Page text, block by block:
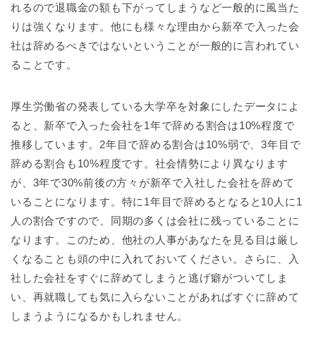
れるので退職金の額も下がってしまうなど一般的に風当た
りは強くなります。他にも様々な理由から新卒で入った会
社は辞めるべきではないということが一般的に言われてい
ることです。
厚生労働省の発表している大学卒を対象にしたデータによ
ると、新卒で入った会社を1年で辞める割合は10%程度で
推移しています。2年目で辞める割合は10%弱で、3年目で
辞める割合も10%程度です。社会情勢により異なります
が、3年で30%前後の方々が新卒で入社した会社を辞めて
いることになります。特に1年目で辞めるとなると10人に1
人の割合ですので、同期の多くは会社に残っていることに
なります。このため、他社の人事があなたを見る目は厳し
くなることも頭の中に入れておいてください。さらに、入
社した会社をすぐに辞めてしまうと逃げ癖がついてしま
い、再就職しても気に入らないことがあればすぐに辞めて
しまうようになるかもしれません。